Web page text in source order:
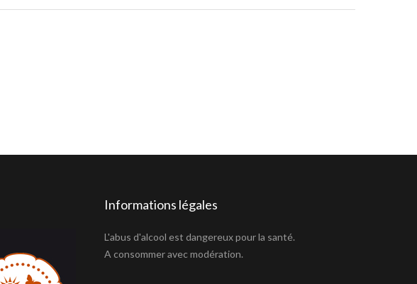
Informations légales
L'abus d'alcool est dangereux pour la santé.
A consommer avec modération.